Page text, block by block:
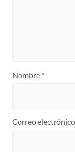
Nombre *
Correo electrónico